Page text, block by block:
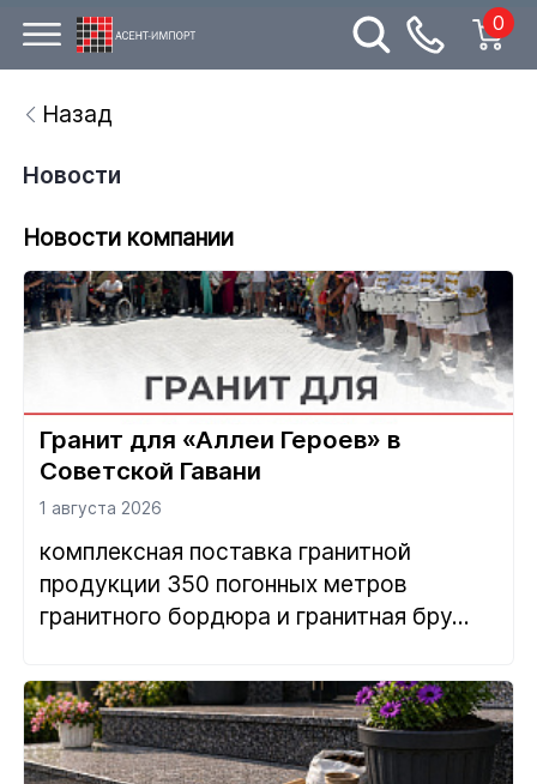
0
Назад
Новости
Новости компании
Гранит для «Аллеи Героев» в
Советской Гавани
1 августа 2026
комплексная поставка гранитной
продукции 350 погонных метров
гранитного бордюра и гранитная бру...